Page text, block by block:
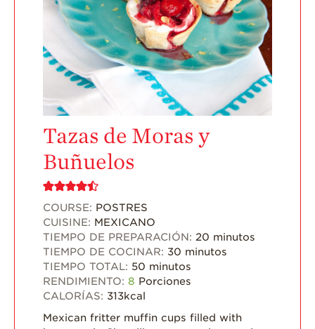
Fresa
Historias de
Trabajadores
Agrícolas
Seguridad de
Fresas y COVID-19
Blog
Tazas de Moras y
Buñuelos
COURSE: POSTRES
CUISINE: MEXICANO
TIEMPO DE PREPARACIÓN: 20 minutos
TIEMPO DE COCINAR: 30 minutos
TIEMPO TOTAL: 50 minutos
RENDIMIENTO: 8 Porciones
CALORÍAS: 313kcal
Mexican fritter muffin cups filled with